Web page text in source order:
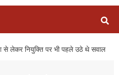
से लेकर नियुक्ति पर भी पहले उठे थे सवाल